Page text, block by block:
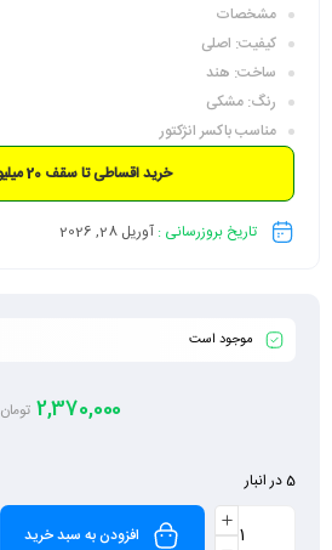
مشخصات
کیفیت: اصلی
ساخت: هند
رنگ: مشکی
مناسب باکسر انژکتور
خرید اقساطی تا سقف 20 میلیون تومان
تاریخ بروزرسانی : آوریل 28, 2026
موجود است
2,370,000 تومان
5 در انبار
افزودن به سبد خرید